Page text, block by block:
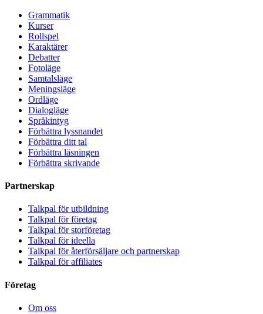
Grammatik
Kurser
Rollspel
Karaktärer
Debatter
Fotoläge
Samtalsläge
Meningsläge
Ordläge
Dialogläge
Språkintyg
Förbättra lyssnandet
Förbättra ditt tal
Förbättra läsningen
Förbättra skrivande
Partnerskap
Talkpal för utbildning
Talkpal för företag
Talkpal för storföretag
Talkpal för ideella
Talkpal för återförsäljare och partnerskap
Talkpal för affiliates
Företag
Om oss